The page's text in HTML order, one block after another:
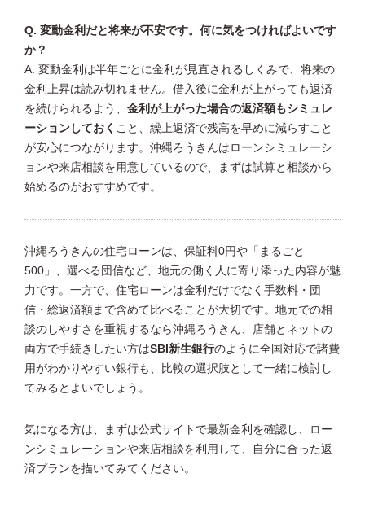
Q. 変動金利だと将来が不安です。何に気をつければよいです
か？
A. 変動金利は半年ごとに金利が見直されるしくみで、将来の
金利上昇は読み切れません。借入後に金利が上がっても返済
を続けられるよう、 金利が上がった場合の返済額もシミュレ
ーションしておく こと、繰上返済で残高を早めに減らすこと
が安心につながります。沖縄ろうきんはローンシミュレーシ
ョンや来店相談を用意しているので、まずは試算と相談から
始めるのがおすすめです。
沖縄ろうきんの住宅ローンは、保証料0円や「まるごと
500」、選べる団信など、地元の働く人に寄り添った内容が魅
力です。一方で、住宅ローンは金利だけでなく手数料・団
信・総返済額まで含めて比べることが大切です。地元での相
談のしやすさを重視するなら沖縄ろうきん、店舗とネットの
両方で手続きしたい方はSBI新生銀行のように全国対応で諸費
用がわかりやすい銀行も、比較の選択肢として一緒に検討し
てみるとよいでしょう。
気になる方は、まずは公式サイトで最新金利を確認し、ロー
ンシミュレーションや来店相談を利用して、自分に合った返
済プランを描いてみてください。